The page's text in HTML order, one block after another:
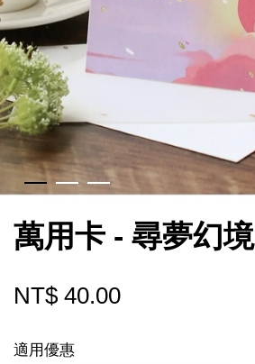
萬用卡 - 尋夢幻境
NT$ 40.00
適用優惠